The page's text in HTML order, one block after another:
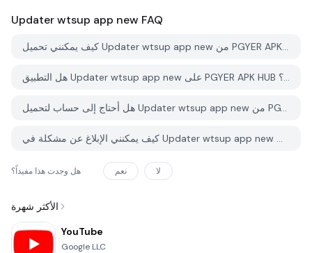
Updater wtsup app new FAQ
كيف يمكنني تحميل Updater wtsup app new من PGYER APK HUB؟
هل التطبيق Updater wtsup app new على PGYER APK HUB مجاني للتحميل؟
هل أحتاج إلى حساب لتحميل Updater wtsup app new من PGYER APK HUB؟
كيف يمكنني الإبلاغ عن مشكلة في Updater wtsup app new على PGYER APK HUB؟
هل وجدت هذا مفيداً؟ نعم لا
الأكثر شهرة
YouTube
Google LLC